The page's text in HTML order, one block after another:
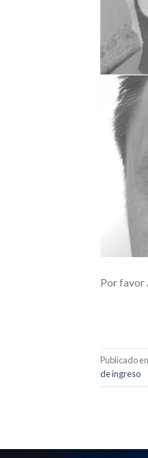
Por favor
Publicado en
de ingreso